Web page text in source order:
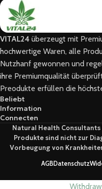
VITAL24 überzeugt mit
hochwertige Waren, alle
Nutzhanf gewonnen und
ihre Premiumqualität
Preodukte erfüllen die
Beliebt
Information
Connecten
Natural Health
Produkte sind nicht zur
Vorbeugung von
AGBDatenschutz